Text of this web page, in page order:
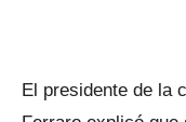
El presidente de la